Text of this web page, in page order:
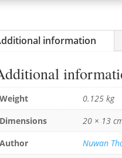
information
Weight
0.125 kg
Dimensions
20 × 13
Author
Nuwan